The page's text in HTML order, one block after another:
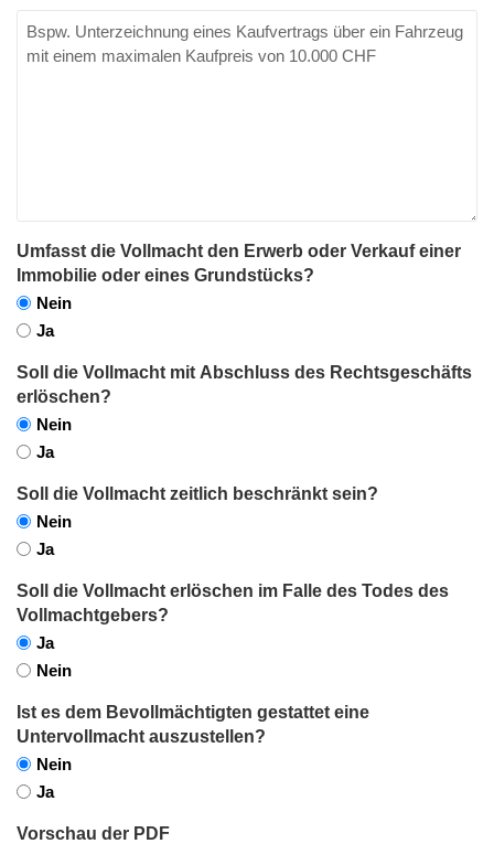
Umfasst die Vollmacht den Erwerb oder Verkauf einer
Immobilie oder eines Grundstücks?
Nein
Ja
Soll die Vollmacht mit Abschluss des Rechtsgeschäfts
erlöschen?
Nein
Ja
Soll die Vollmacht zeitlich beschränkt sein?
Nein
Ja
Soll die Vollmacht erlöschen im Falle des Todes des
Vollmachtgebers?
Ja
Nein
Ist es dem Bevollmächtigten gestattet eine
Untervollmacht auszustellen?
Nein
Ja
Vorschau der PDF